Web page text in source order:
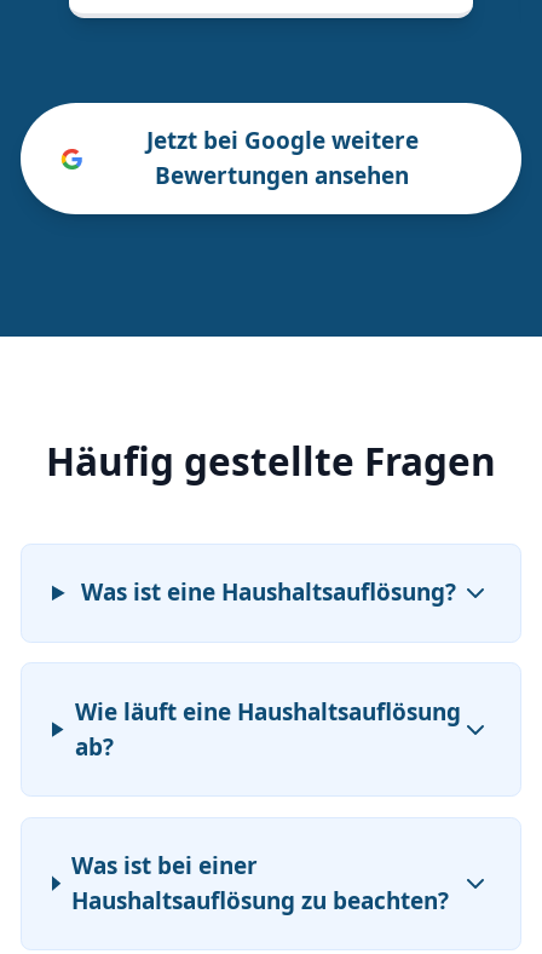
Jetzt bei Google weitere
Bewertungen ansehen
Häufig gestellte Fragen
Was ist eine Haushaltsauflösung?
Wie läuft eine Haushaltsauflösung
ab?
Was ist bei einer
Haushaltsauflösung zu beachten?